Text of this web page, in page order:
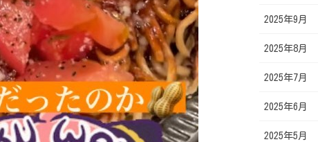
2025年9月
2025年8月
2025年7月
2025年6月
2025年5月